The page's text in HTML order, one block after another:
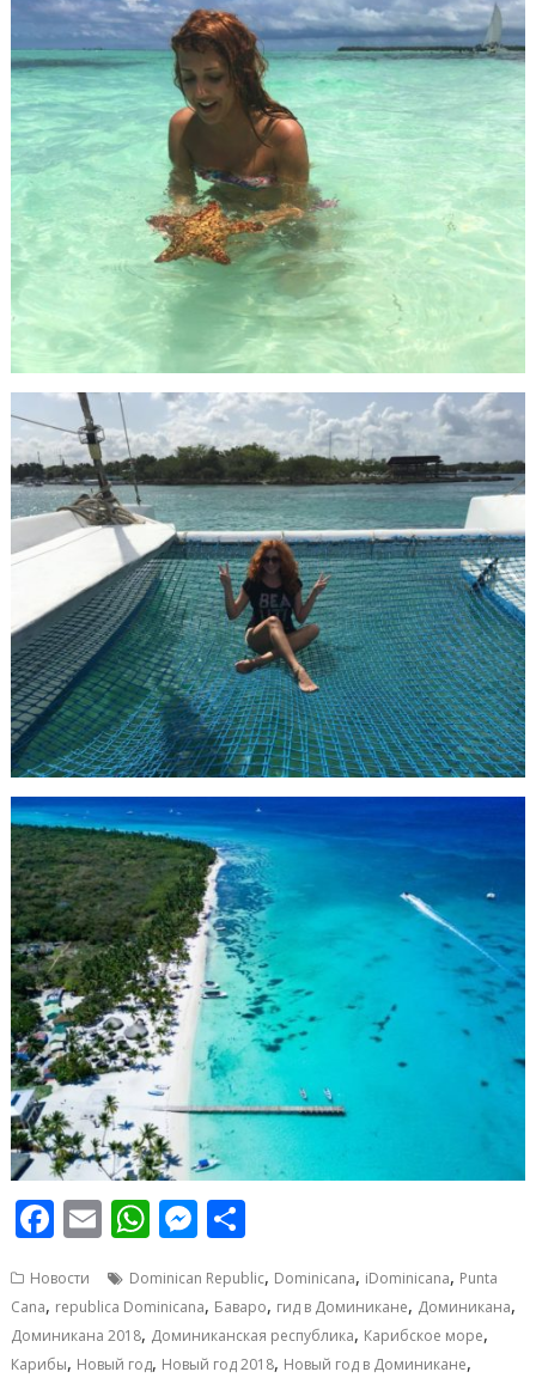
F
e
b
o
E
ai
l
W
at
s
A
M
ss
e
n
п
р
а
Новости Dominican Republic, Dominicana, iDominicana, Punta
Cana, republica Dominicana, Баваро, гид в Доминикане, Доминикана,
Доминикана 2018, Доминиканская республика, Карибское море,
Карибы, Новый год, Новый год 2018, Новый год в Доминикане,